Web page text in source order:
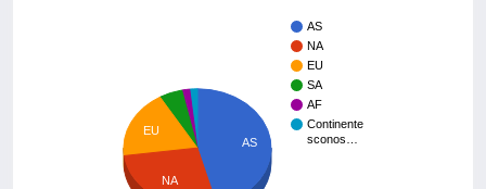
AS
NA
EU
SA
AF
Continente
sconos…
AS
EU
NA